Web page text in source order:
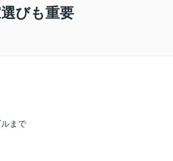
びも重要
まで